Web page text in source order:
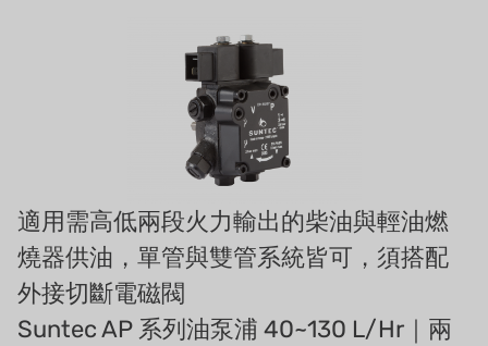
アイデックスUSA
US CLACK
エマーソン、アメリカ
アメリカンペンテア
リクルートリセラーフォーム
適用需高低兩段火力輸出的柴油與輕油燃
燒器供油，單管與雙管系統皆可，須搭配
外接切斷電磁閥
Suntec AP 系列油泵浦 40~130 L/Hr｜兩